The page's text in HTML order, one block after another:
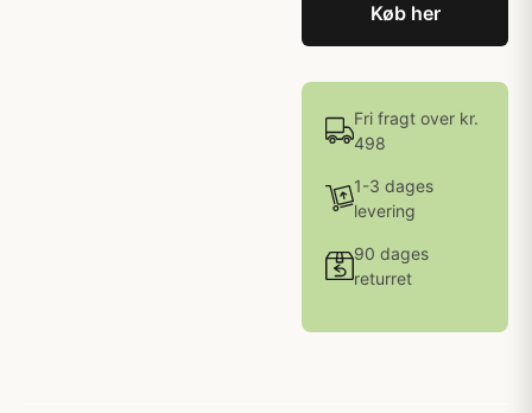
Køb her
Fri fragt over kr.
498
1-3 dages
levering
90 dages
returret